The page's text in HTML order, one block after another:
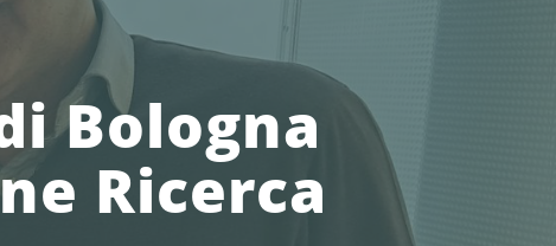
Bologna
Ricerca